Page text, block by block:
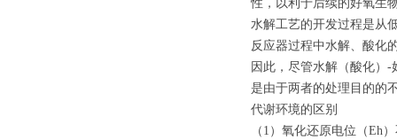
性，以利于后续的好氧生
水解工艺的开发过程是从
反应器过程中水解、酸化
因此，尽管水解（酸化）
是由于两者的处理目的的
代谢环境的区别
（1）氧化还原电位（Eh